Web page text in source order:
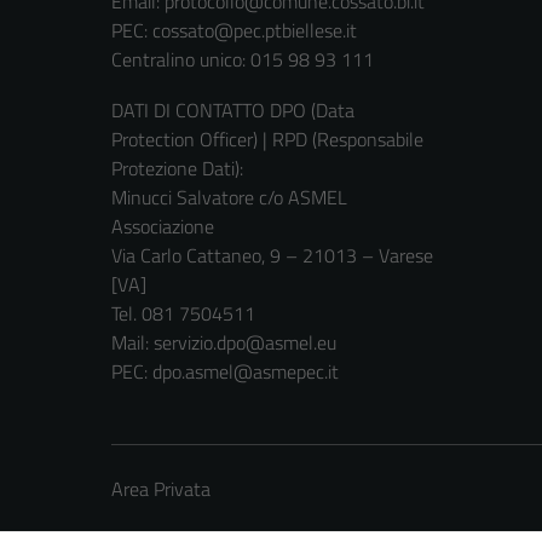
PEC: cossato@pec.ptbiellese.it
Centralino unico: 015 98 93 111
DATI DI CONTATTO DPO (Data
Protection Officer) | RPD (Responsabile
Protezione Dati):
Minucci Salvatore c/o ASMEL
Associazione
Via Carlo Cattaneo, 9 – 21013 – Varese
[VA]
Tel. 081 7504511
Mail: servizio.dpo@asmel.eu
PEC: dpo.asmel@asmepec.it
Area Privata